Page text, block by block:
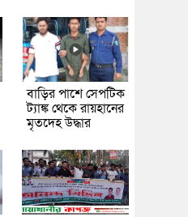
বাড়ির পাশে সেপটিক
ট্যাঙ্ক থেকে রায়হানের
মৃতদেহ উদ্ধার